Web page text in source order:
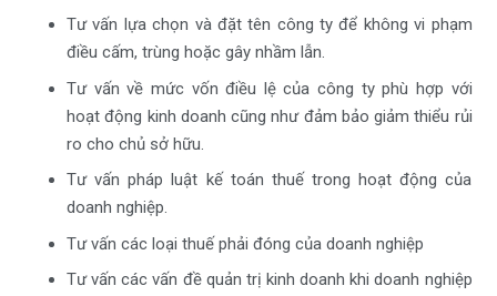
Tư vấn lựa chọn và đặt tên công ty để không vi phạm
điều cấm, trùng hoặc gây nhầm lẫn.
Tư vấn về mức vốn điều lệ của công ty phù hợp với
hoạt động kinh doanh cũng như đảm bảo giảm thiểu rủi
ro cho chủ sở hữu.
Tư vấn pháp luật kế toán thuế trong hoạt động của
doanh nghiệp.
Tư vấn các loại thuế phải đóng của doanh nghiệp
Tư vấn các vấn đề quản trị kinh doanh khi doanh nghiệp